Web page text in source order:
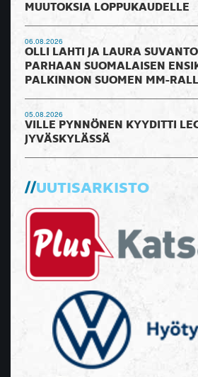
MUUTOKSIA LOPPUKAUDELLE
06.08.2026
OLLI LAHTI JA LAURA
PARHAAN SUOMALAISEN
PALKINNON SUOMEN MM-
05.08.2026
VILLE PYNNÖNEN KYYDITTI
JYVÄSKYLÄSSÄ
UUTISARKISTO